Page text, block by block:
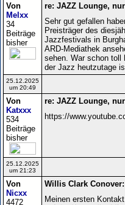
Von
Melxx
34
Beiträge
bisher
re: JAZZ Lounge,
Sehr gut gefallen
Preisträger des
Jazzfestivals in
ARD-Mediathek
sehen. War schon toll
der Jazz heutzutage
25.12.2025
um 20:49
Von
Katxxx
534
Beiträge
bisher
re: JAZZ Lounge,
https://
25.12.2025
um 21:23
Von
Nicxx
4472
Willis Clark
Meinen ersten